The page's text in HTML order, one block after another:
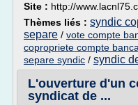
Site : http://
Thèmes liés : syndic
separe / vote compte
copropriete compte
separe syndic / syndic
L'ouverture d'un
syndicat de ...